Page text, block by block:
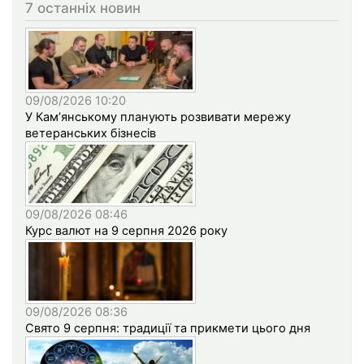
7 останніх новин
09/08/2026 10:20
У Кам’янському планують розвивати мережу
ветеранських бізнесів
09/08/2026 08:46
Курс валют на 9 серпня 2026 року
09/08/2026 08:36
Свято 9 серпня: традиції та прикмети цього дня